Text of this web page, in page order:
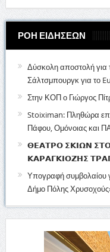
ΡΟΗ ΕΙΔΗΣΕΩΝ
Δύσκολη αποστολή για
Σάλτσμπουργκ για το
Στην ΚΟΠ ο Γιώργος
Stoiximan: Πληθώρα
Πάφου, Ομόνοιας και
𝝝𝝚𝝖𝝩𝝦𝝤 𝝨𝝟𝝞𝝮𝝢
𝝟𝝖𝝦𝝖𝝘𝝟𝝞𝝤𝝛𝝜𝝨
Υπογραφή συμβολαίου
Δήμο Πόλης